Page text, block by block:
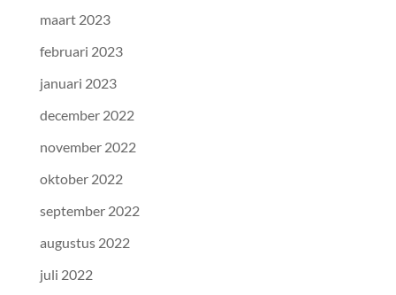
maart 2023
februari 2023
januari 2023
december 2022
november 2022
oktober 2022
september 2022
augustus 2022
juli 2022